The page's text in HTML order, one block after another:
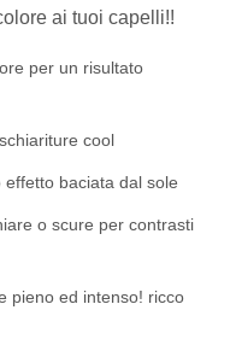
ai tuoi capelli!!
per un risultato
cool
baciata dal sole
o scure per contrasti
pieno ed intenso! ricco